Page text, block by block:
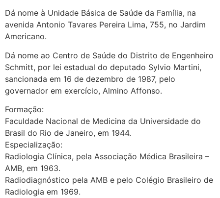
Dá nome à Unidade Básica de Saúde da Família, na
avenida Antonio Tavares Pereira Lima, 755, no Jardim
Americano.
Dá nome ao Centro de Saúde do Distrito de Engenheiro
Schmitt, por lei estadual do deputado Sylvio Martini,
sancionada em 16 de dezembro de 1987, pelo
governador em exercício, Almino Affonso.
Formação:
Faculdade Nacional de Medicina da Universidade do
Brasil do Rio de Janeiro, em 1944.
Especialização:
Radiologia Clínica, pela Associação Médica Brasileira –
AMB, em 1963.
Radiodiagnóstico pela AMB e pelo Colégio Brasileiro de
Radiologia em 1969.